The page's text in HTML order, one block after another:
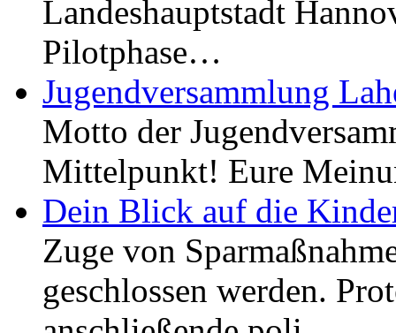
Landeshauptstadt
Pilotphase…
Jugendversammlung
Motto der
Mittelpunkt! Eure
Dein Blick auf die
Zuge von
geschlossen werden.